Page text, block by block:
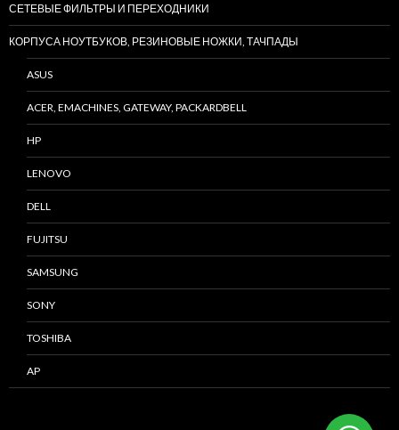
СЕТЕВЫЕ ФИЛЬТРЫ И ПЕРЕХОДНИКИ
КОРПУСА НОУТБУКОВ, РЕЗИНОВЫЕ НОЖКИ, ТАЧПАДЫ
ASUS
ACER, EMACHINES, GATEWAY, PACKARDBELL
HP
LENOVO
DELL
FUJITSU
SAMSUNG
SONY
TOSHIBA
AP